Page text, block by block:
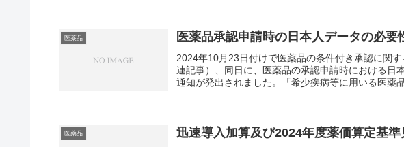
医薬品 医薬品承認申請時の日本人データの必要
2024年10月23日付けで医薬品の条件付き承認に関
連記事）、同日に、医薬品の承認申請時における日
通知が発出されました。「希少疾病等に用いる医薬
医薬品 迅速導入加算及び2024年度薬価算定基準